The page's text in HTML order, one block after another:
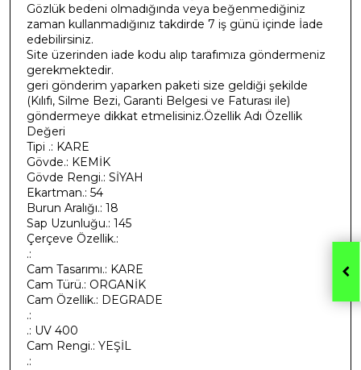
Gözlük bedeni olmadığında veya beğenmediğiniz
zaman kullanmadığınız takdirde 7 iş günü içinde İade
edebilirsiniz.
Site üzerinden iade kodu alıp tarafımıza göndermeniz
gerekmektedir.
geri gönderim yaparken paketi size geldiği şekilde
(Kılıfı, Silme Bezi, Garanti Belgesi ve Faturası ile)
göndermeye dikkat etmelisiniz.Özellik Adı Özellik
Değeri
Tipi .: KARE
Gövde.: KEMİK
Gövde Rengi.: SİYAH
Ekartman.: 54
Burun Aralığı.: 18
Sap Uzunluğu.: 145
Çerçeve Özellik.:
.:
Cam Tasarımı.: KARE
Cam Türü.: ORGANİK
Cam Özellik.: DEGRADE
.:
.: UV 400
Cam Rengi.: YEŞİL
.: